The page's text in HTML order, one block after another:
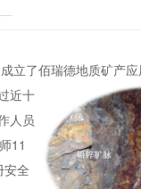
立了佰瑞德地质矿产
近十
人员
11
安全